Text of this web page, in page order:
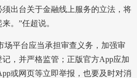
出台关于金融线上服务的立法，将
。”任超说。
平台应当承担审查义务，加强审
，并严格监管；正版官方App应加
或网页等立即举报，也要及时对消